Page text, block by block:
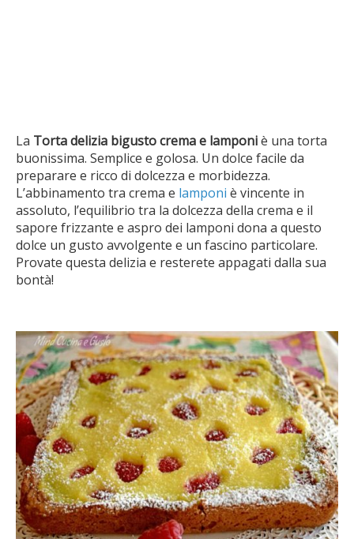
La Torta delizia bigusto crema e lamponiè una torta
buonissima. Semplice e golosa. Un dolce facile da
preparare e ricco di dolcezza e morbidezza.
L’abbinamento tra crema e lamponi è vincente in
assoluto, l’equilibrio tra la dolcezza della crema e il
sapore frizzante e aspro dei lamponi dona a questo
dolce un gusto avvolgente e un fascino particolare.
Provate questa delizia e resterete appagati dalla sua
bontà!